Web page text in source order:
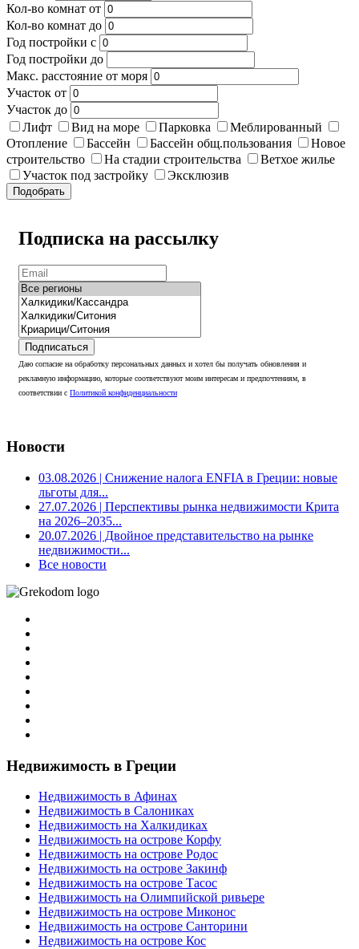
Кол-во комнат от
Кол-во комнат до
Год постройки с
Год постройки до
Макс. расстояние от моря
Участок от
Участок до
Лифт
Вид на море Парковка
Меблированный
Отопление
Бассейн Бассейн общ.пользования
Новое
строительство
На стадии строительства
Ветхое жилье
Участок под застройку
Эксклюзив
Подобрать
Подписка на рассылку
Подписаться
Даю согласие на обработку персональных данных и хотел бы получать обновления и
рекламную информацию, которые соответствуют моим интересам и предпочтениям, в
соответствии с Политикой конфиденциальности
Новости
03.08.2026 | Снижение налога ENFIA в Греции: новые
льготы для...
27.07.2026 | Перспективы рынка недвижимости Крита
на 2026–2035...
20.07.2026 | Двойное представительство на рынке
недвижимости...
Все новости
Недвижимость в Греции
Недвижимость в Афинах
Недвижимость в Салониках
Недвижимость на Халкидиках
Недвижимость на острове Корфу
Недвижимость на острове Родос
Недвижимость на острове Закинф
Недвижимость на острове Тасос
Недвижимость на Олимпийской ривьере
Недвижимость на острове Миконос
Недвижимость на острове Санторини
Недвижимость на острове Кос